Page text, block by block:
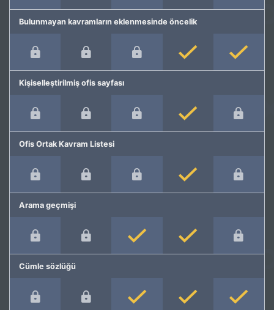
Bulunmayan kavramların eklenmesinde öncelik
Kişiselleştirilmiş ofis sayfası
Ofis Ortak Kavram Listesi
Arama geçmişi
Cümle sözlüğü